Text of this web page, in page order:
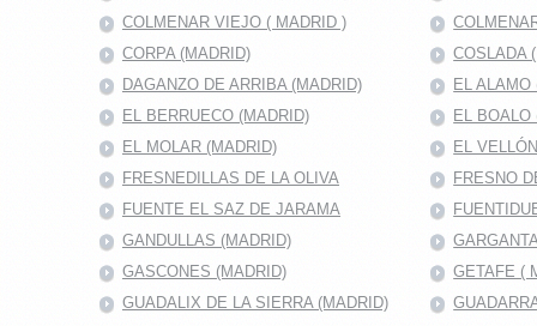
COLMENAR VIEJO ( MADRID )
CORPA (MADRID)
COSLADA
DAGANZO DE ARRIBA (MADRID)
EL ALAMO
EL BERRUECO (MADRID)
EL BOALO
EL MOLAR (MADRID)
EL
FRESNEDILLAS DE LA OLIVA
FRESNO
FUENTE EL SAZ DE JARAMA
GANDULLAS (MADRID)
GASCONES (MADRID)
GETAFE (
GUADALIX DE LA SIERRA (MADRID)